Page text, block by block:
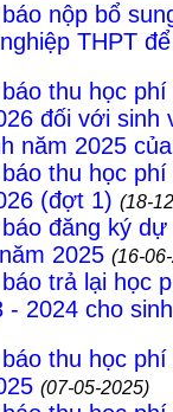
nộp bổ
THPT
thu học
đối với
năm 2025
thu học
(đợt 1) (18-
đăng ký
2025 (16-
trả lại học
- 2024 cho
thu học
(07-05-2025)